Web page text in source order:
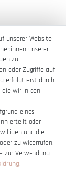
unserer Website
unserer
zu
oder Zugriffe auf
erfolgt erst durch
die wir in den
eines
erteilt oder
und die
zu widerrufen.
zur Verwendung
.